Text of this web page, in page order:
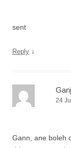
sent
Reply ↓
24
Gann, ane boleh